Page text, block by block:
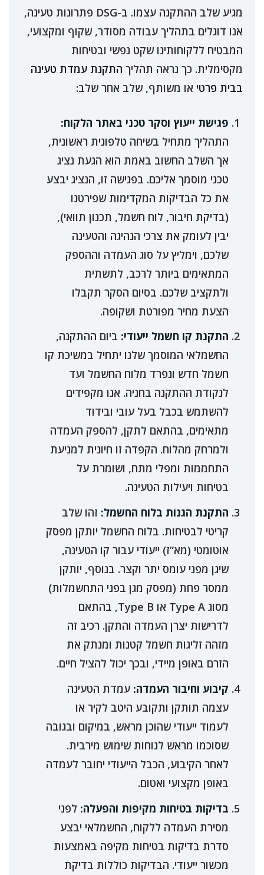
מגיע שלב ההתקנה עצמו. ב-DSG פתרונות טעינה,
אנו דוגלים בתהליך עבודה מסודר, שקוף ומקצועי,
המבטיח ללקוחותינו שקט נפשי ובטיחות
מקסימלית. כך נראה תהליך התקנת עמדת טעינה
בבית פרטי או משותף, שלב אחר שלב:
פגישת ייעוץ וסקר טכני באתר הלקוח:
התהליך מתחיל בשיחה טלפונית ראשונית,
אך השלב החשוב באמת הוא הגעת נציג
טכני מוסמך אליכם. בפגישה זו, הנציג יבצע
את כל הבדיקות המקדימות שפירטנו
(בדיקת חיבור, לוח חשמל, תכנון תוואי),
יבין לעומק את צרכי הנהיגה והטעינה
שלכם, וימליץ על סוג העמדה וההספק
המתאימים ביותר לרכב, לתשתית
ולתקציב שלכם. בסיום הסקר תקבלו
הצעת מחיר מפורטת ושקופה.
התקנת קו חשמל ייעודי: ביום ההתקנה,
החשמלאי המוסמך שלנו יתחיל במשיכת קו
חשמל חדש ונפרד מלוח החשמל ועד
לנקודת ההתקנה בחניה. אנו מקפידים
להשתמש בכבל בעל עובי ובידוד
מתאימים, בהתאם לתקן, להספק העמדה
ולמרחק מהלוח. הקפדה זו חיונית למניעת
התחממות ומפלי מתח, ושומרת על
בטיחות ויעילות הטעינה.
התקנת הגנות בלוח החשמל: זהו שלב
קריטי לבטיחות. בלוח החשמל יותקן מפסק
אוטומטי (מא”ז) ייעודי עבור קו הטעינה,
שיגן מפני עומס יתר וקצר. בנוסף, יותקן
ממסר פחת (מפסק מגן בפני התחשמלות)
מסוג Type A או Type B, בהתאם
לדרישות יצרן העמדה והתקן. רכיב זה
מזהה זליגות חשמל קטנות ומנתק את
הזרם באופן מיידי, ובכך יכול להציל חיים.
קיבוע וחיבור העמדה: עמדת הטעינה
עצמה תותקן ותקובע היטב לקיר או
לעמוד ייעודי שהוכן מראש, במיקום ובגובה
שסוכמו מראש לנוחות שימוש מירבית.
לאחר הקיבוע, הכבל הייעודי יחובר לעמדה
באופן מקצועי ואטום.
בדיקות בטיחות מקיפות והפעלה: לפני
מסירת העמדה ללקוח, החשמלאי יבצע
סדרת בדיקות בטיחות מקיפה באמצעות
מכשור ייעודי. הבדיקות כוללות בדיקת